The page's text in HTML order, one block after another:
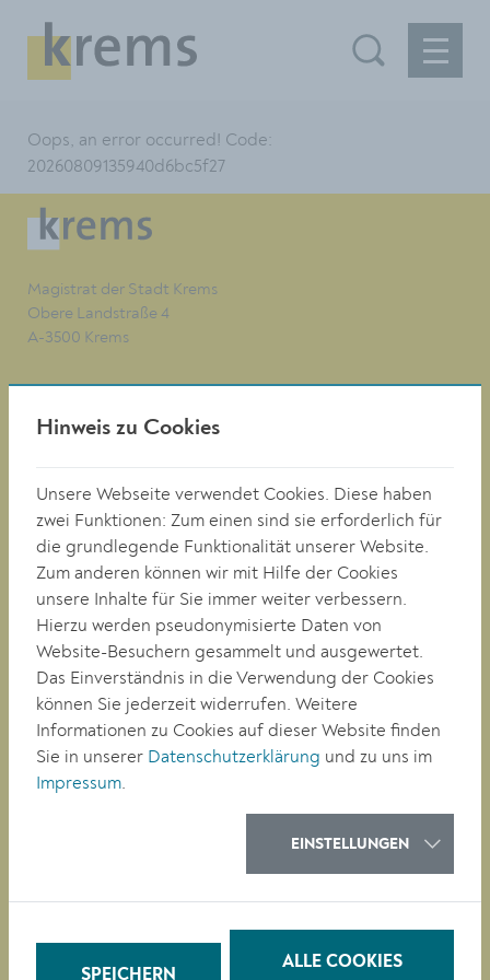
Oops, an error occurred! Code:
20260809135940d6bc5f27
Magistrat der Stadt Krems
Obere Landstraße 4
A-3500 Krems
Fax +43 (0)2732/801-90 269
RATHAUS
LEBEN
KULTUR
QUICKLINKS
Veranstaltungen
Parken in Krems
Müllkalender
Digitale Amtstafel
Leinen- & Maulkorbpflicht
Hinweis zu Cookies
Unsere Webseite verwendet Cookies. Diese haben
zwei Funktionen: Zum einen sind sie erforderlich für
die grundlegende Funktionalität unserer Website.
Zum anderen können wir mit Hilfe der Cookies
unsere Inhalte für Sie immer weiter verbessern.
Hierzu werden pseudonymisierte Daten von
Website-Besuchern gesammelt und ausgewertet.
Das Einverständnis in die Verwendung der Cookies
können Sie jederzeit widerrufen. Weitere
Informationen zu Cookies auf dieser Website finden
Sie in unserer Datenschutzerklärung und zu uns im
Impressum.
EINSTELLUNGEN
SPEICHERN
ALLE COOKIES